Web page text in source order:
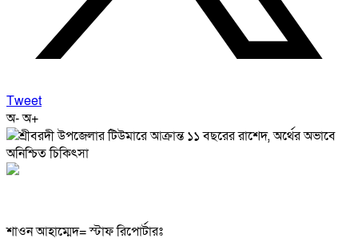
Tweet
অ-অ+
শাওন আহাম্মেদ= স্টাফ রিপোর্টারঃ